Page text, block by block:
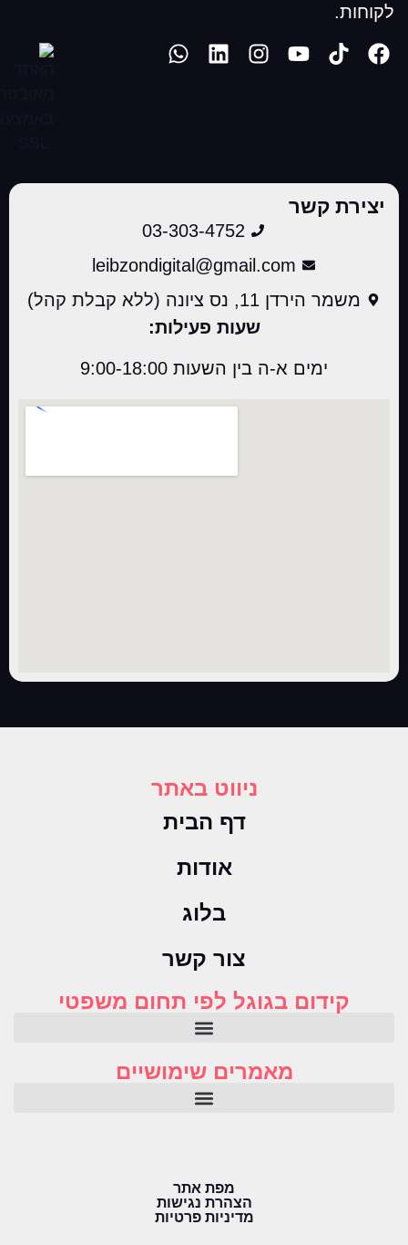
לקוחות.
יצירת קשר
03-303-4752
leibzondigital@gmail.com
משמר הירדן 11, נס ציונה (ללא קבלת קהל)
שעות פעילות:
ימים א-ה בין השעות 9:00-18:00
ניווט באתר
דף הבית
אודות
בלוג
צור קשר
קידום בגוגל לפי תחום משפטי
מאמרים שימושיים
מפת אתר
הצהרת נגישות
מדיניות פרטיות